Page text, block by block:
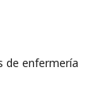
de enfermería